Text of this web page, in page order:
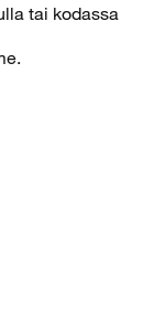
tai kodassa